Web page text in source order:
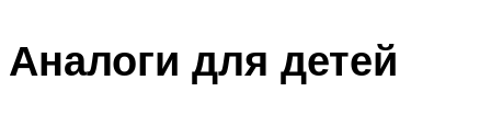
Аналоги для детей